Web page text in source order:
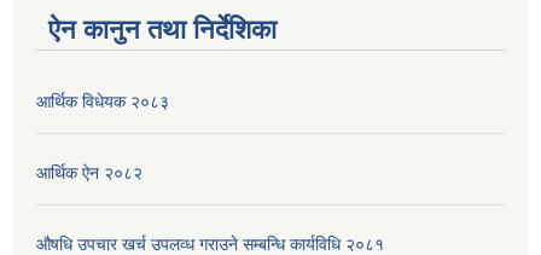
ऐन कानुन तथा निर्देशिका
आर्थिक विधेयक २०८३
आर्थिक ऐन २०८२
औषधि उपचार खर्च उपलव्ध गराउने सम्बन्धि कार्यविधि २०८१